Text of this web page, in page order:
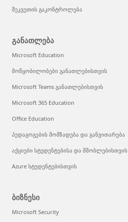
შეკვეთის გაკონტროლება
განათლება
Microsoft Education
მოწყობილობები განათლებისთვის
Microsoft Teams განათლებისთვის
Microsoft 365 Education
Office Education
პედაგოგების მომზადება და განვითარება
აქციები სტუდენტებისა და მშობლებისთვის
Azure სტუდენტებისთვის
ბიზნესი
Microsoft Security